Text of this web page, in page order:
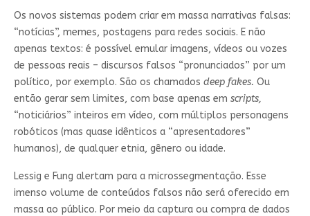
Os novos sistemas podem criar em massa narrativas falsas:
“notícias”, memes, postagens para redes sociais. E não
apenas textos: é possível emular imagens, vídeos ou vozes
de pessoas reais – discursos falsos “pronunciados” por um
político, por exemplo. São os chamados deep fakes. Ou
então gerar sem limites, com base apenas em scripts,
“noticiários” inteiros em vídeo, com múltiplos personagens
robóticos (mas quase idênticos a “apresentadores”
humanos), de qualquer etnia, gênero ou idade.
Lessig e Fung alertam para a microssegmentação. Esse
imenso volume de conteúdos falsos não será oferecido em
massa ao público. Por meio da captura ou compra de dados